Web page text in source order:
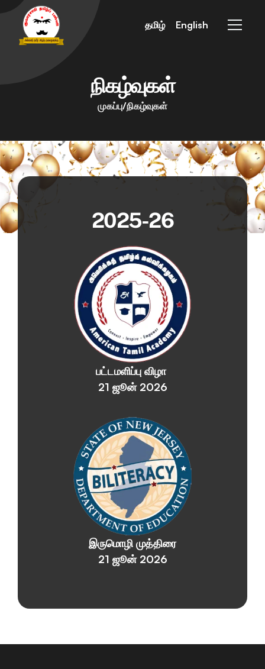
எம்மைப்பற்றி
ஆசிரியர்கள்
பாடத்திட்டம்
பள்ளி நாட்கள்
மதிப்பீட்டு கொள்கை
தமிழ் English
நிகழ்வுகள்
முகப்பு/நிகழ்வுகள்
2025-26
பட்டமளிப்பு விழா
21 ஜூன் 2026
இருமொழி முத்திரை
21 ஜூன் 2026